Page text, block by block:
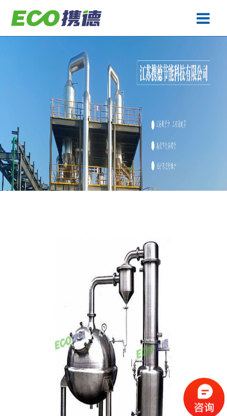
关于携德
技术专题
联系携德